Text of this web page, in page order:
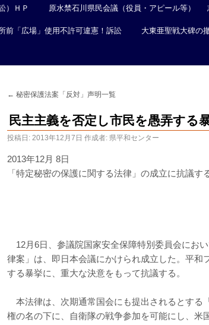
）ＨＰ 原水禁石川県民会議（役員・アピール等）
前「広場」使用不許可違憲！訴訟 大東亜聖戦大碑の
← 秘密保護法案「反対」声明一覧
民主主義を否定し市民を愚弄する
投稿日: 2013年12月7日 作成者: 県平和センター
2013年12月 8日
「特定秘密の保護に関する法律」の成立に抗議す
12月6日、参議院国家安全保障特別委員会にお
律案」は、即日本会議にかけられ成立した。平
する暴挙に、重大な決意をもって抗議する。
本法律は、次期通常国会にも提出されるとする
権の名の下に、自衛隊の戦争参加を可能にし、米